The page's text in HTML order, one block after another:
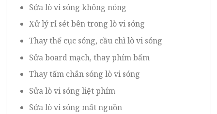
Sửa lò vi sóng không nóng
Xử lý rỉ sét bên trong lò vi sóng
Thay thế cục sóng, cầu chì lò vi sóng
Sửa board mạch, thay phím bấm
Thay tấm chắn sóng lò vi sóng
Sửa lò vi sóng liệt phím
Sửa lò vi sóng mất nguồn